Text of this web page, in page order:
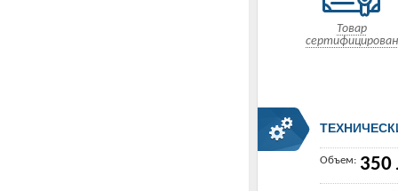
Товар
сертифицирован
Объем: 350